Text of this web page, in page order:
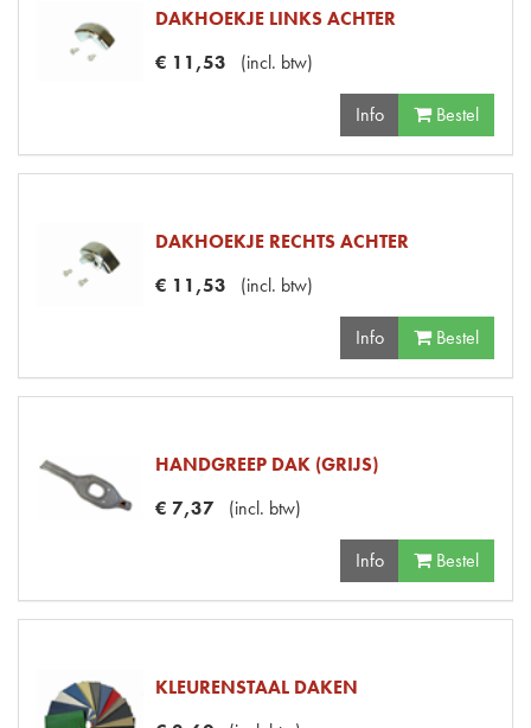
DAKHOEKJE LINKS ACHTER
€ 11,53 (incl. btw)
Info Bestel
DAKHOEKJE RECHTS ACHTER
€ 11,53 (incl. btw)
Info Bestel
HANDGREEP DAK (GRIJS)
€ 7,37 (incl. btw)
Info Bestel
KLEURENSTAAL DAKEN